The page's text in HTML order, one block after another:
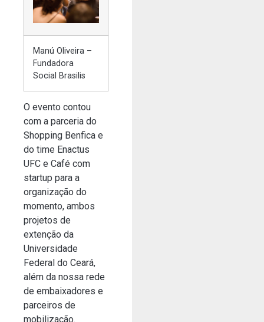
Manú Oliveira –
Fundadora
Social Brasilis
O evento contou
com a parceria do
Shopping Benfica e
do time Enactus
UFC e Café com
startup para a
organização do
momento, ambos
projetos de
extenção da
Universidade
Federal do Ceará,
além da nossa rede
de embaixadores e
parceiros de
mobilização.